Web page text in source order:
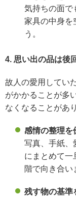
気持ちの面で
家具の中身を
う。
4. 思い出の品は後
故人の愛用してい
がかかることが多
なくなることがあ
感情の整理を
写真、手紙、
にまとめて一
階で向き合い
残す物の基準